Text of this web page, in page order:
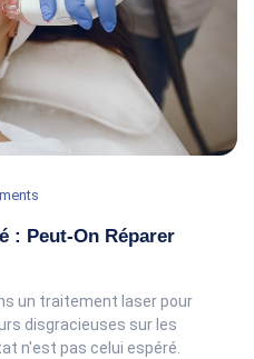
: Peut-On Réparer
un traitement laser pour
disgracieuses sur les
n'est pas celui espéré.